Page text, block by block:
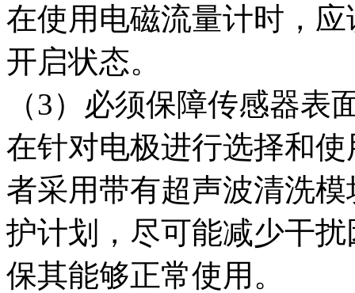
在使用电磁流量计时，
开启状态。
（3）必须保障传感器
在针对电极进行选择和
者采用带有超声波清洗
护计划，尽可能减少干
保其能够正常使用。